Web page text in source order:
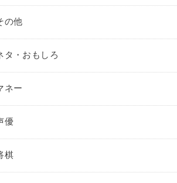
の他
タ・おもしろ
ネー
優
棋